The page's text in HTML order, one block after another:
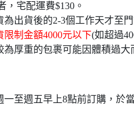
，宅配運費$130。
為出貨後的2-3個工作天才至
限制金額4000元以下(如超過
厚重的包裹可能因體積過
一至週五早上8點前訂購，於